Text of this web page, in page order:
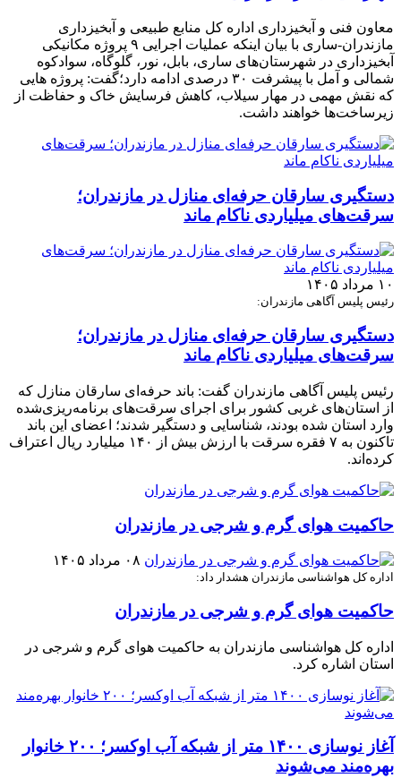
معاون فنی و آبخیزداری اداره کل منابع طبیعی و آبخیزداری
مازندران-ساری با بیان اینکه عملیات اجرایی ۹ پروژه مکانیکی
آبخیزداری در شهرستان‌های ساری، بابل، نور، گلوگاه، سوادکوه
شمالی و آمل با پیشرفت ۳۰ درصدی ادامه دارد؛گفت: پروژه هایی
که نقش مهمی در مهار سیلاب، کاهش فرسایش خاک و حفاظت از
زیرساخت‌ها خواهند داشت.
دستگیری سارقان حرفه‌ای منازل در مازندران؛
سرقت‌های میلیاردی ناکام ماند
۱۰ مرداد ۱۴۰۵
رئیس پلیس آگاهی مازندران:
دستگیری سارقان حرفه‌ای منازل در مازندران؛
سرقت‌های میلیاردی ناکام ماند
رئیس پلیس آگاهی مازندران گفت: باند حرفه‌ای سارقان منازل که
از استان‌های غربی کشور برای اجرای سرقت‌های برنامه‌ریزی‌شده
وارد استان شده بودند، شناسایی و دستگیر شدند؛ اعضای این باند
تاکنون به ۷ فقره سرقت با ارزش بیش از ۱۴۰ میلیارد ریال اعتراف
کرده‌اند.
حاکمیت هوای گرم و شرجی در مازندران
۰۸ مرداد ۱۴۰۵
اداره کل هواشناسی مازندران هشدار داد:
حاکمیت هوای گرم و شرجی در مازندران
اداره کل هواشناسی مازندران به حاکمیت هوای گرم و شرجی در
استان اشاره کرد.
آغاز نوسازی ۱۴۰۰ متر از شبکه آب اوکسر؛ ۲۰۰ خانوار
بهره‌مند می‌شوند